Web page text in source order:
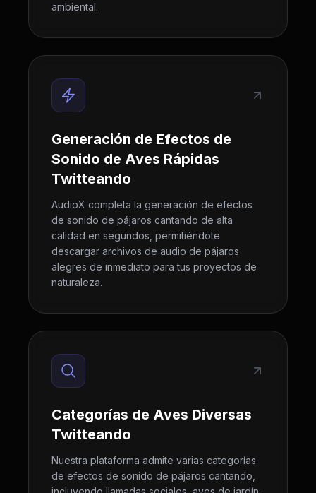
ambiental.
Generación de Efectos de
Sonido de Aves Rápidas
Twitteando
AudioX completa la generación de efectos
de sonido de pájaros cantando de alta
calidad en segundos, permitiéndote
descargar archivos de audio de pájaros
alegres de inmediato para tus proyectos de
naturaleza.
Categorías de Aves Diversas
Twitteando
Nuestra plataforma admite varias categorías
de efectos de sonido de pájaros cantando,